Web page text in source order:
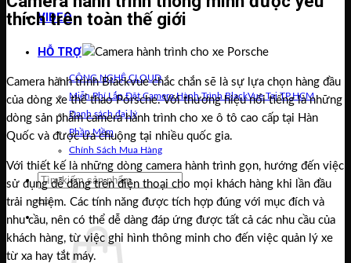
VIDEO
HỖ TRỢ
CÔNG NGHỆ CLOUD
Miễn Phí Lắp Đặt Camera Hành Trình BlackVue Tại TP.HCM
Danh sách đại lý
Phần Mềm
Chính Sách Mua Hàng
Tìm
kiếm:
Giỏ hàng /0 ₫
thích trên toàn thế giới
Camera hành trình Blackvue chắc chắn sẽ là sự lựa chọn hàng đầu
của dòng xe thể thao Porsche. Với thương hiệu nổi tiếng là những
dòng sản phẩm camera hành trình cho xe ô tô cao cấp tại Hàn
Quốc và được ưa chuộng tại nhiều quốc gia.
Với thiết kế là những dòng camera hành trình gọn, hướng đến việc
sử dụng dễ dàng trên điện thoại cho mọi khách hàng khi lần đầu
trải nghiệm. Các tính năng được tích hợp đúng với mục đích và
nhu cầu, nên có thể dễ dàng đáp ứng được tất cả các nhu cầu của
khách hàng, từ việc ghi hình thông minh cho đến việc quản lý xe
từ xa hay tắt máy.